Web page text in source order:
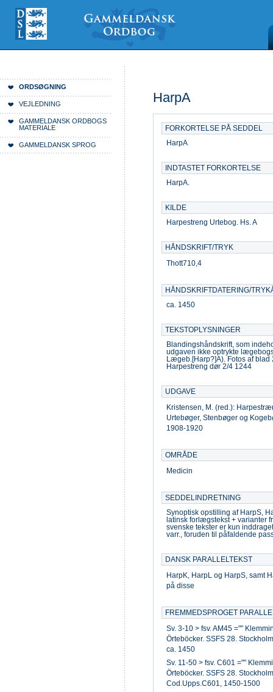
indhold
Videre
værktøjer
ORDSØGNING
VEJLEDNING
GAMMELDANSK ORDBOGS
MATERIALE
GAMMELDANSK SPROG
HarpA
FORKORTELSE PÅ SEDDEL
HarpA
INDTASTET FORKORTELSE
HarpA.
KILDE
Harpestreng Urtebog. Hs. A
HÅNDSKRIFT/TRYK
Thott710,4
HÅNDSKRIFTDATERING/
ca. 1450
TEKSTOPLYSNINGER
Blandingshåndskrift, som
udgaven ikke optrykte
Lægeb.[Harp?]A). Fotos af blad
Harpestreng dør 2/4 1244
UDGAVE
Kristensen, M. (red.):
Urtebøger, Stenbøger og
1908-1920
OMRÅDE
Medicin
SEDDELINDRETNING
Synoptisk opstilling af HarpS,
latinsk forlægstekst + varianter
svenske tekster er kun
varr., foruden til påfaldende
DANSK PARALLELTEKST
HarpK, HarpL og HarpS, samt
på disse
FREMMEDSPROGET
Sv. 3-10 > fsv. AM45 =""
Örteböcker. SSFS 28.
ca. 1450
Sv. 11-50 > fsv. C601 =""
Örteböcker. SSFS 28.
Cod.Upps.C601, 1450-1500